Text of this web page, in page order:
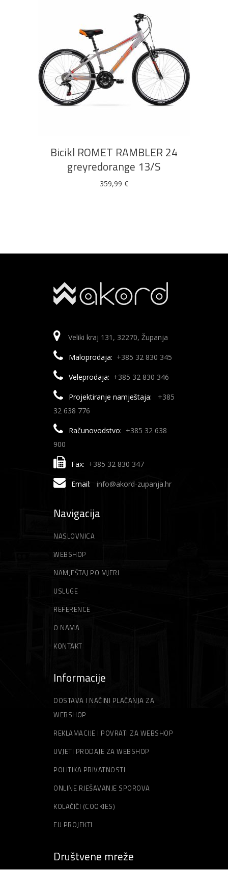
DODAJ U KOŠARICU
Bicikl ROMET RAMBLER 24
greyredorange 13/S
359,99 €
Veliki kraj 131, 32270, Županja
Maloprodaja: +385 32 830 345
Veleprodaja: +385 32 830 346
Projektiranje namještaja:
+385
32 638 776
Računovodstvo: +385 32 638
900
Fax: +385 32 830 347
Email: info@akord-zupanja.hr
Navigacija
NASLOVNICA
WEBSHOP
NAMJEŠTAJ PO MJERI
USLUGE
REFERENCE
O NAMA
KONTAKT
Informacije
DOSTAVA I NAČINI PLAĆANJA ZA
WEBSHOP
REKLAMACIJE I POVRATI ZA WEBSHOP
UVJETI PRODAJE ZA WEBSHOP
POLITIKA PRIVATNOSTI
ONLINE RJEŠAVANJE SPOROVA
KOLAČIĆI (COOKIES)
EU PROJEKTI
Društvene mreže